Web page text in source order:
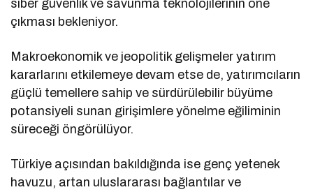
siber güvenlik ve savunma teknolojilerinin öne
çıkması bekleniyor.
Makroekonomik ve jeopolitik gelişmeler yatırım
kararlarını etkilemeye devam etse de, yatırımcıların
güçlü temellere sahip ve sürdürülebilir büyüme
potansiyeli sunan girişimlere yönelme eğiliminin
süreceği öngörülüyor.
Türkiye açısından bakıldığında ise genç yetenek
havuzu, artan uluslararası bağlantılar ve